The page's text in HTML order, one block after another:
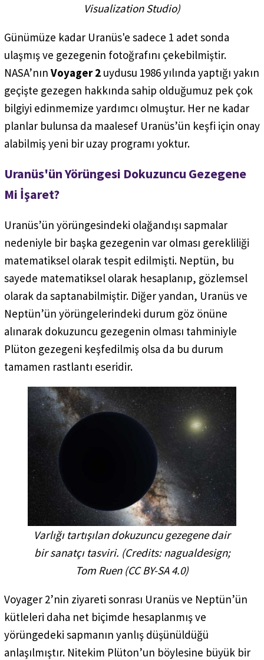
Visualization Studio)
Günümüze kadar Uranüs'e sadece 1 adet sonda
ulaşmış ve gezegenin fotoğrafını çekebilmiştir.
NASA’nın Voyager 2 uydusu 1986 yılında yaptığı yakın
geçişte gezegen hakkında sahip olduğumuz pek çok
bilgiyi edinmemize yardımcı olmuştur. Her ne kadar
planlar bulunsa da maalesef Uranüs’ün keşfi için onay
alabilmiş yeni bir uzay programı yoktur.
Uranüs'ün Yörüngesi Dokuzuncu Gezegene
Mi İşaret?
Uranüs’ün yörüngesindeki olağandışı sapmalar
nedeniyle bir başka gezegenin var olması gerekliliği
matematiksel olarak tespit edilmişti. Neptün, bu
sayede matematiksel olarak hesaplanıp, gözlemsel
olarak da saptanabilmiştir. Diğer yandan, Uranüs ve
Neptün’ün yörüngelerindeki durum göz önüne
alınarak dokuzuncu gezegenin olması tahminiyle
Plüton gezegeni keşfedilmiş olsa da bu durum
tamamen rastlantı eseridir.
Varlığı tartışılan dokuzuncu gezegene dair
bir sanatçı tasviri. (Credits: nagualdesign;
Tom Ruen (CC BY-SA 4.0)
Voyager 2’nin ziyareti sonrası Uranüs ve Neptün’ün
kütleleri daha net biçimde hesaplanmış ve
yörüngedeki sapmanın yanlış düşünüldüğü
anlaşılmıştır. Nitekim Plüton’un böylesine büyük bir